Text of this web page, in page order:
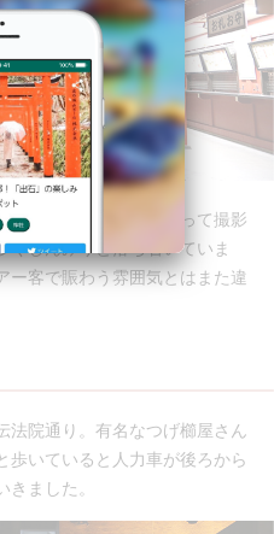
る欧米人やカメラを持って撮影
くしんみりと落ち着いていま
ー客で賑わう雰囲気とはまた違
法院通り。有名なつげ櫛屋さん
歩いていると人力車が後ろから
ました。